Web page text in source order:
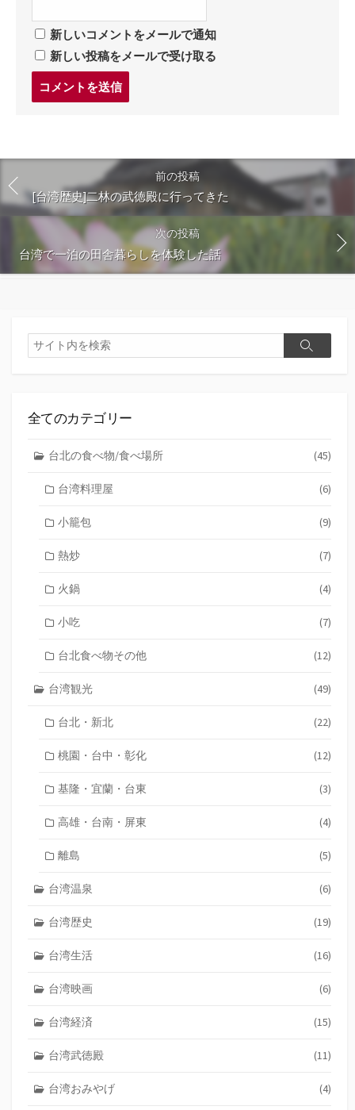
新しいコメントをメールで通知
新しい投稿をメールで受け取る
る
前の投稿
[台湾歴史]二林の武徳殿に行ってきた
次の投稿
台湾で一泊の田舎暮らしを体験した話
検
索
検
全てのカテゴリー
台北の食べ物/食べ場所 (45)
台湾料理屋 (6)
小籠包 (9)
熱炒 (7)
火鍋 (4)
小吃 (7)
台北食べ物その他 (12)
台湾観光 (49)
台北・新北 (22)
桃園・台中・彰化 (12)
基隆・宜蘭・台東 (3)
高雄・台南・屏東 (4)
離島 (5)
台湾温泉 (6)
台湾歴史 (19)
台湾生活 (16)
台湾映画 (6)
台湾経済 (15)
台湾武徳殿 (11)
台湾おみやげ (4)